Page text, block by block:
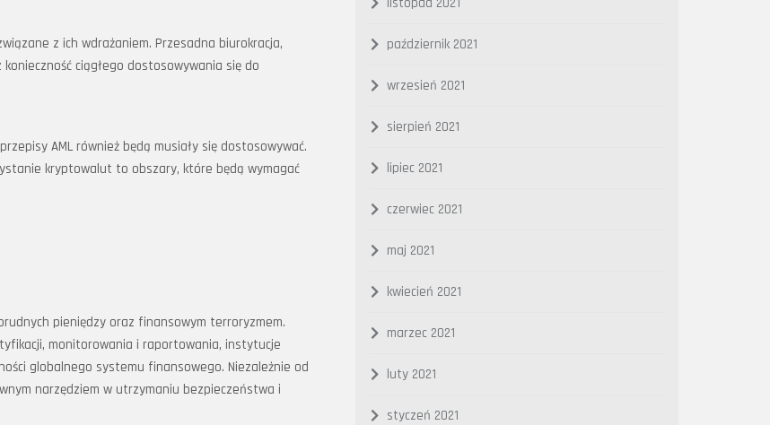
z ich wdrażaniem. Przesadna biurokracja,
ciągłego dostosowywania się do
AML również będą musiały się dostosowywać.
kryptowalut to obszary, które będą wymagać
pieniędzy oraz finansowym terroryzmem.
monitorowania i raportowania, instytucje
globalnego systemu finansowego. Niezależnie od
narzędziem w utrzymaniu bezpieczeństwa i
październik 2021
wrzesień 2021
sierpień 2021
lipiec 2021
czerwiec 2021
maj 2021
kwiecień 2021
marzec 2021
luty 2021
styczeń 2021